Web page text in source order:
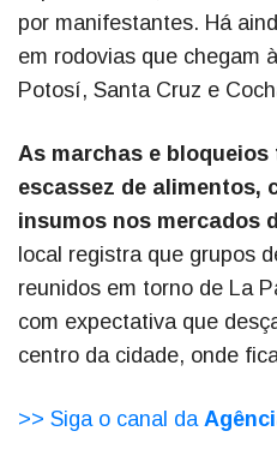
por manifestantes. Há
em rodovias que chegam
Potosí, Santa Cruz e
As marchas e bloqueios
escassez de alimentos,
insumos nos mercados
local registra que grupos
reunidos em torno de La
com expectativa que
centro da cidade, onde
>> Siga o canal da